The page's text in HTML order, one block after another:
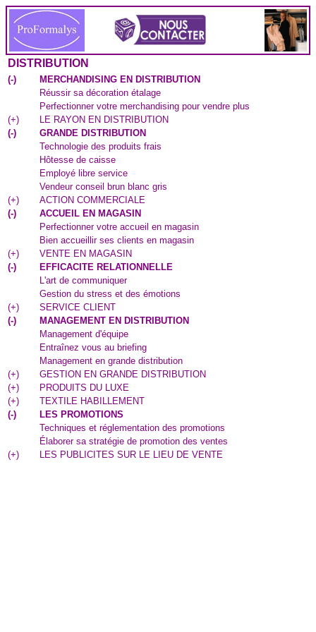
DISTRIBUTION
(-)
MERCHANDISING EN DISTRIBUTION
Réussir sa décoration étalage
Perfectionner votre merchandising pour vendre plus
(+)
LE RAYON EN DISTRIBUTION
(-)
GRANDE DISTRIBUTION
Technologie des produits frais
Hôtesse de caisse
Employé libre service
Vendeur conseil brun blanc gris
(+)
ACTION COMMERCIALE
(-)
ACCUEIL EN MAGASIN
Perfectionner votre accueil en magasin
Bien accueillir ses clients en magasin
(+)
VENTE EN MAGASIN
(-)
EFFICACITE RELATIONNELLE
L'art de communiquer
Gestion du stress et des émotions
(+)
SERVICE CLIENT
(-)
MANAGEMENT EN DISTRIBUTION
Management d'équipe
Entraînez vous au briefing
Management en grande distribution
(+)
GESTION EN GRANDE DISTRIBUTION
(+)
PRODUITS DU LUXE
(+)
TEXTILE HABILLEMENT
(-)
LES PROMOTIONS
Techniques et réglementation des promotions
Élaborer sa stratégie de promotion des ventes
(+) LES PUBLICITES SUR LE LIEU DE VENTE